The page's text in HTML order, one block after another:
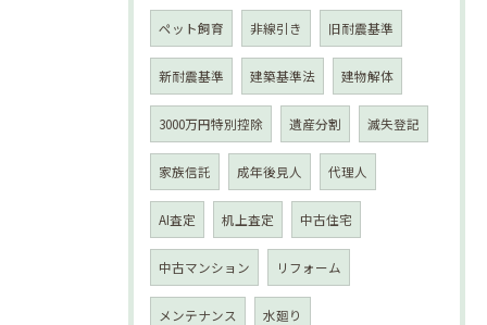
ペット飼育 非線引き 旧耐震基準
新耐震基準 建築基準法 建物解体
3000万円特別控除 遺産分割 滅失登記
家族信託 成年後見人 代理人
AI査定 机上査定 中古住宅
中古マンション リフォーム
メンテナンス 水廻り